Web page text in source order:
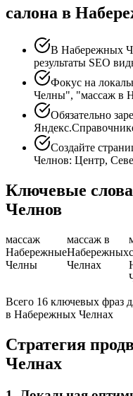
салона в
В Набережных
результаты SEO
Фокус на
Челны", "массаж в
Обязательно
Создайте
Челнов: Центр,
Ключевые
Челнов
массаж
Набережные
Челны
массаж в
Набережных
Челнах
Всего 16 ключевых фраз
в Набережных Челнах
Стратегия
Челнах